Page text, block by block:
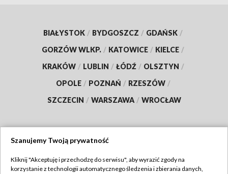
BIAŁYSTOK / BYDGOSZCZ / GDAŃSK /
GORZÓW WLKP. / KATOWICE / KIELCE /
KRAKÓW / LUBLIN / ŁÓDŹ / OLSZTYN /
OPOLE / POZNAŃ / RZESZÓW /
SZCZECIN / WARSZAWA / WROCŁAW
TVP
Szanujemy Twoją prywatność
Kliknij "Akceptuję i przechodzę do serwisu", aby wyrazić zgody na
korzystanie z technologii automatycznego śledzenia i zbierania danych,